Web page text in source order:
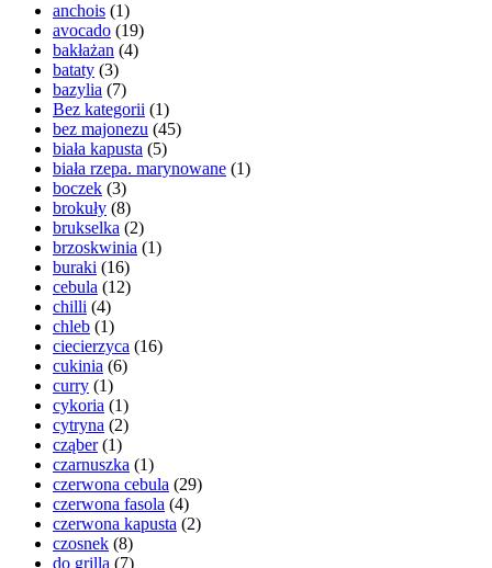
anchois (1)
avocado (19)
bakłażan (4)
bataty (3)
bazylia (7)
Bez kategorii (1)
bez majonezu (45)
biała kapusta (5)
biała rzepa. marynowane (1)
boczek (3)
brokuły (8)
brukselka (2)
brzoskwinia (1)
buraki (16)
cebula (12)
chilli (4)
chleb (1)
ciecierzyca (16)
cukinia (6)
curry (1)
cykoria (1)
cytryna (2)
cząber(1)
czarnuszka (1)
czerwona cebula (29)
czerwona fasola (4)
czerwona kapusta (2)
czosnek (8)
do grilla (7)